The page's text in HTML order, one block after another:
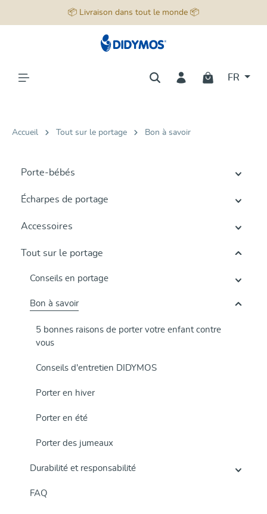
📦 Livraison dans tout le monde 📦
FR
Accueil Tout sur le portage Bon à savoir
Porte-bébés
Écharpes de portage
Accessoires
Tout sur le portage
Conseils en portage
Bon à savoir
5 bonnes raisons de porter votre enfant contre
vous
Conseils d'entretien DIDYMOS
Porter en hiver
Porter en été
Porter des jumeaux
Durabilité et responsabilité
FAQ